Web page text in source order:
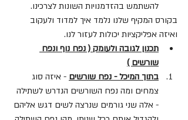
להשתמש בהזדמנויות השונות לצרכינו.
בקורס המקיף שלנו נלמד איך למדוד ולעקוב
ואיזה אפליקציות יכולות לעזור לנו.
תכנון לגובה ולעומק ( נפח נוף ונפח
שורשים )
בתוך המיכל - נפח שורשים - איזה סוג
צמחים ומה נפח השורשים הנדרש לשתילה
- אלה שני גורמים שנרצה לשים דגש אליהם